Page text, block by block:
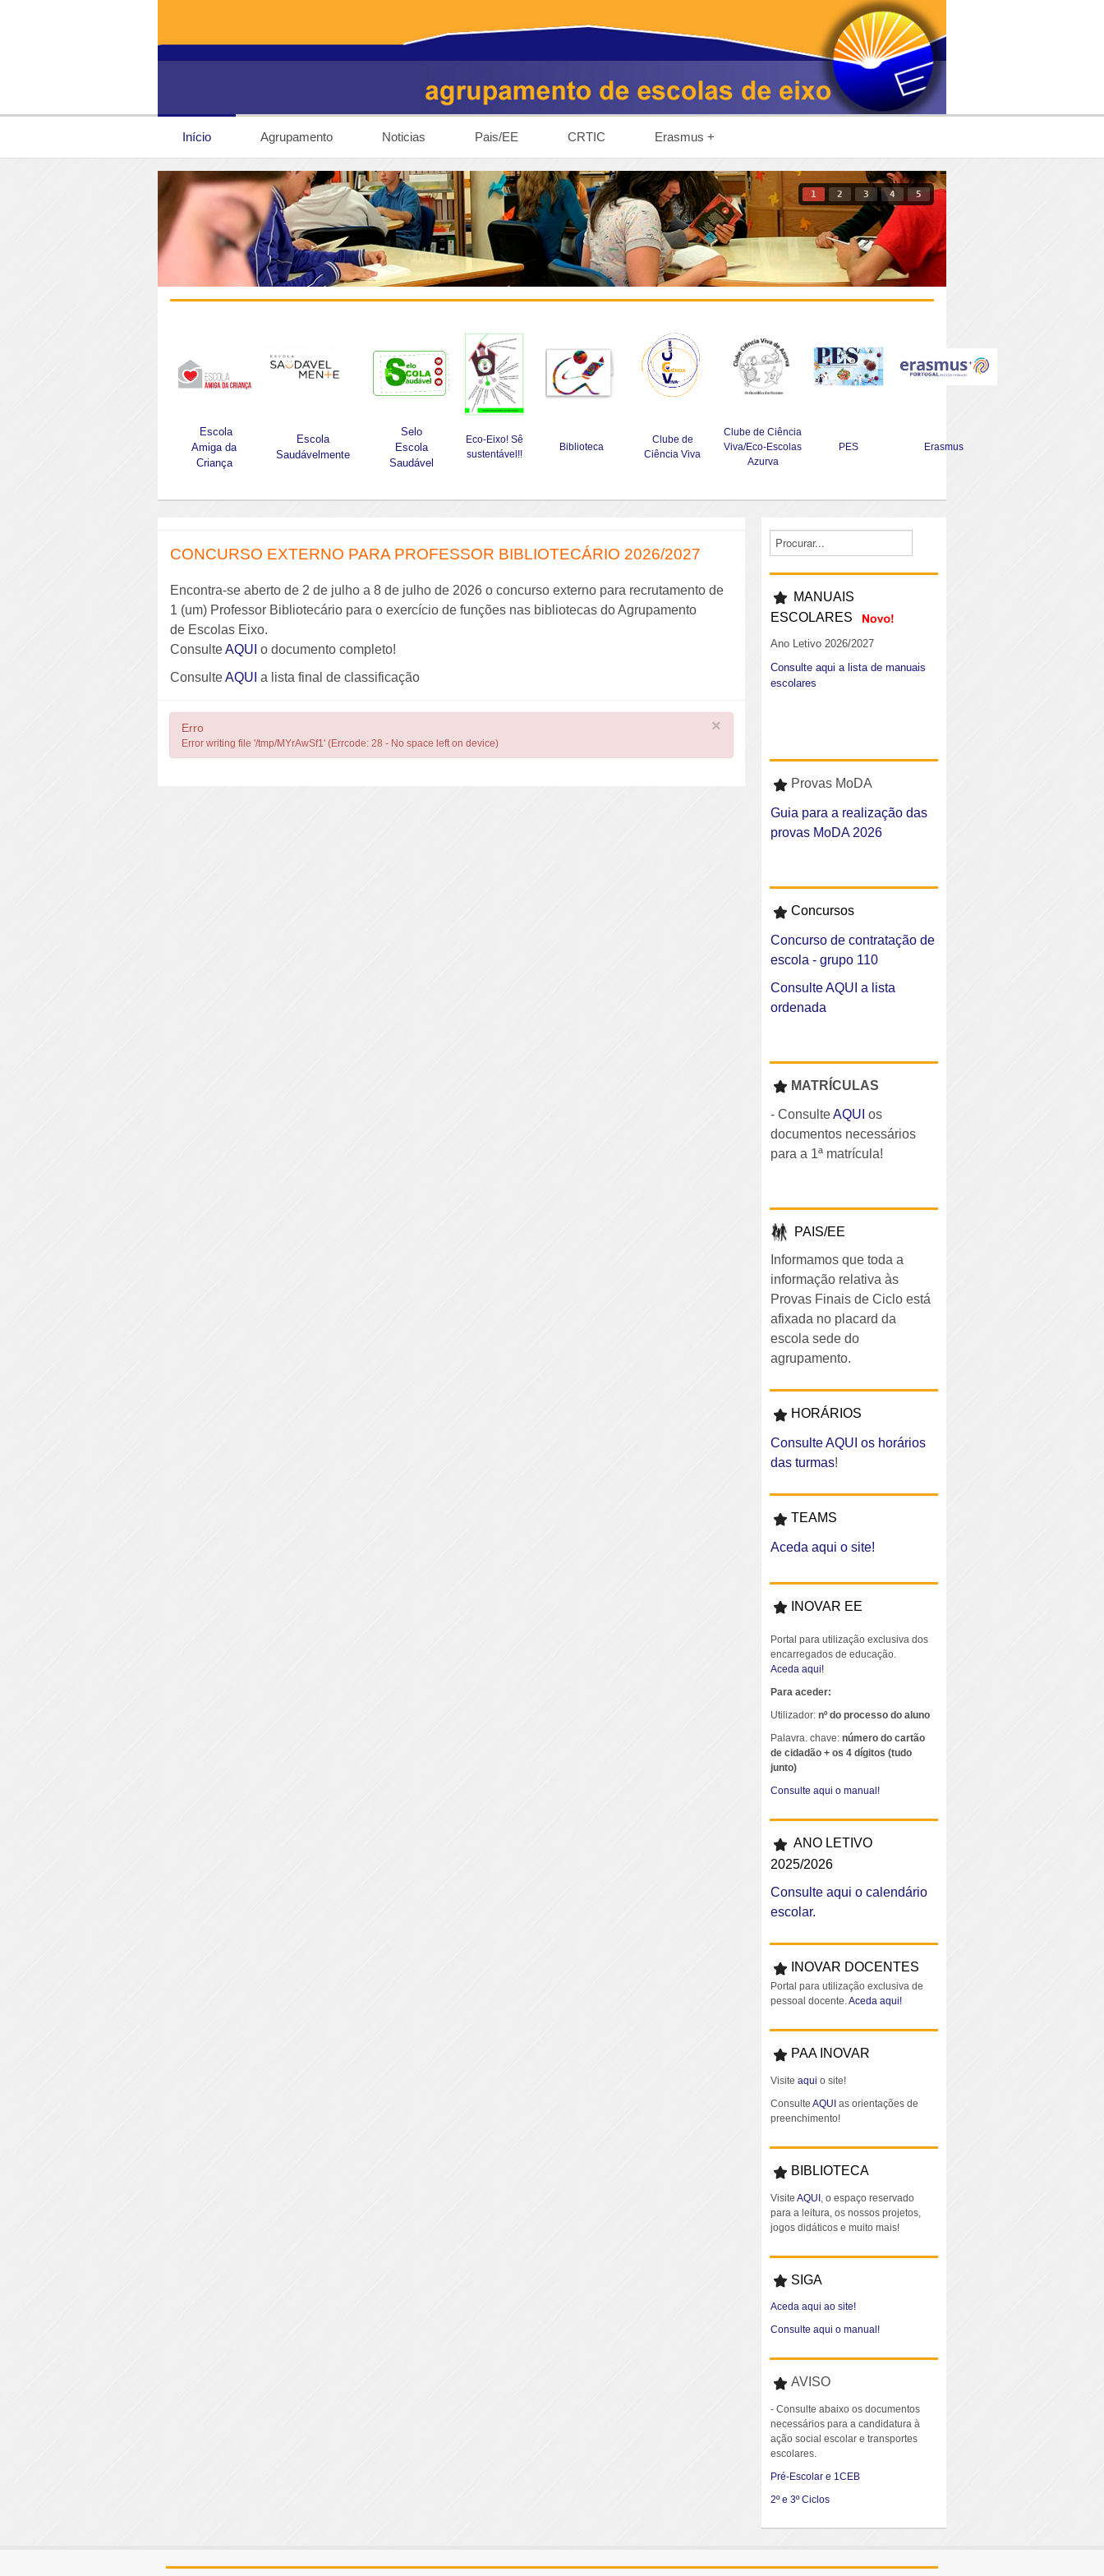
Início Agrupamento Noticias Pais/EE CRTIC Erasmus +
1 2 3 4 5
Escola
Amiga da
Criança
Escola
Saudávelmente
Selo
Escola
Saudável
Eco-Eixo! Sê
sustentável!!
Biblioteca
Clube de
Ciência Viva
Clube de Ciência
Viva/Eco-Escolas
Azurva
PES Erasmus
CONCURSO EXTERNO PARA PROFESSOR BIBLIOTECÁRIO 2026/2027
Encontra-se aberto de 2 de julho a 8 de julho de 2026 o concurso externo para recrutamento de
1 (um) Professor Bibliotecário para o exercício de funções nas bibliotecas do Agrupamento
de Escolas Eixo.
ConsulteAQUI o documento completo!
ConsulteAQUI a lista final de classificação
×
Erro
Error writing file '/tmp/MYrAwSf1' (Errcode: 28 - No space left on device)
MANUAIS
ESCOLARES
Ano Letivo 2026/2027
Consulte aqui a lista de manuais
escolares
Provas MoDA
Guia para a realização das
provas MoDA 2026
Concursos
Concurso de contratação de
escola - grupo 110
Consulte AQUI a lista
ordenada
MATRÍCULAS
- ConsulteAQUI os
documentos necessários
para a 1ª matrícula!
PAIS/EE
Informamos que toda a
informação relativa às
Provas Finais de Ciclo está
afixada no placard da
escola sede do
agrupamento.
HORÁRIOS
Consulte AQUI os horários
das turmas!
TEAMS
Aceda aqui o site!
INOVAR EE
Portal para utilização exclusiva dos
encarregados de educação.
Aceda aqui!
Para aceder:
Utilizador: nº do processo do aluno
Palavra. chave:número do cartão
de cidadão + os 4 dígitos (tudo
junto)
Consulte aqui o manual!
ANO LETIVO
2025/2026
Consulte aqui o calendário
escolar.
INOVAR DOCENTES
Portal para utilização exclusiva de
pessoal docente.Aceda aqui!
PAA INOVAR
Visite aqui o site!
ConsulteAQUI as orientações de
preenchimento!
BIBLIOTECA
VisiteAQUI , o espaço reservado
para a leitura, os nossos projetos,
jogos didáticos e muito mais!
SIGA
Aceda aqui ao site!
Consulte aqui o manual!
AVISO
- Consulte abaixo os documentos
necessários para a candidatura à
ação social escolar e transportes
escolares.
Pré-Escolar e 1CEB
2º e 3º Ciclos